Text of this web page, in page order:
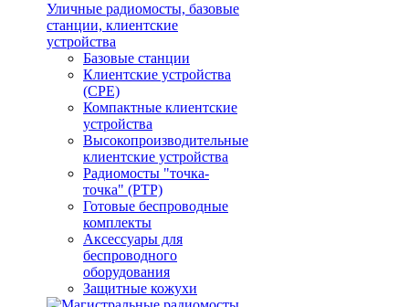
Уличные радиомосты, базовые
станции, клиентские
устройства
Базовые станции
Клиентские устройства
(CPE)
Компактные клиентские
устройства
Высокопроизводительные
клиентские устройства
Радиомосты "точка-
точка" (PTP)
Готовые беспроводные
комплекты
Аксессуары для
беспроводного
оборудования
Защитные кожухи